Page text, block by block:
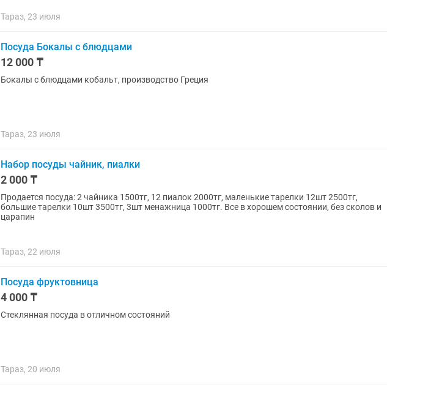
Тараз, 23 июля
Посуда Бокалы с блюдцами
12 000 ₸
Бокалы с блюдцами кобальт, производство Греция
Тараз, 23 июля
Набор посуды чайник, пиалки
2 000 ₸
Продается посуда: 2 чайника 1500тг, 12 пиалок 2000тг, маленькие тарелки 12шт 2500тг,
большие тарелки 10шт 3500тг, 3шт менажница 1000тг. Все в хорошем состоянии, без сколов и
царапин
Тараз, 22 июля
Посуда фруктовница
4 000 ₸
Стеклянная посуда в отличном состояний
Тараз, 20 июля